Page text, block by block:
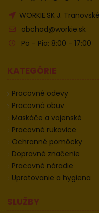
WORKIE.SK J.
obchod@workie.sk
Po - Pia: 8:00 - 17:00
KATEGÓRIE
Pracovné odevy
Pracovná obuv
Maskáče a vojenské
Pracovné rukavice
Ochranné pomôcky
Dopravné značenie
Pracovné náradie
Upratovanie a hygiena
SLUŽBY